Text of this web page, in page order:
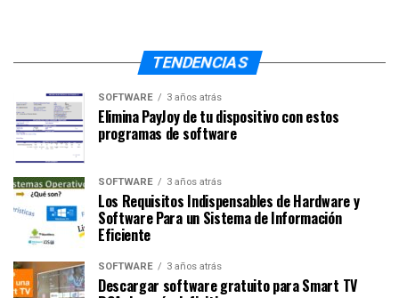
TENDENCIAS
SOFTWARE 3 años atrás
Elimina PayJoy de tu dispositivo con estos
programas de software
SOFTWARE 3 años atrás
Los Requisitos Indispensables de Hardware y
Software Para un Sistema de Información
Eficiente
SOFTWARE 3 años atrás
Descargar software gratuito para Smart TV